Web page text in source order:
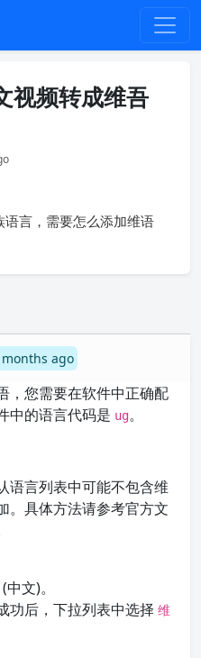
视频转成维吾
言，需要怎么添加维语
ago
，您需要在软件中正确配
中的语言代码是 ug。
语言列表中可能不包含维
。具体方法请参考官方文
(中文)。
功后，下拉列表中选择 维